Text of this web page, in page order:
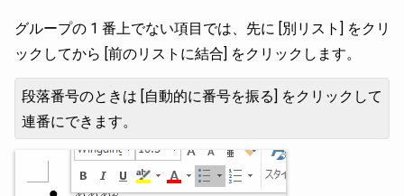
グループの 1 番上でない項目では、先に [別リスト] をクリ
ックしてから [前のリストに結合] をクリックします。
段落番号のときは [自動的に番号を振る] をクリックして
連番にできます。